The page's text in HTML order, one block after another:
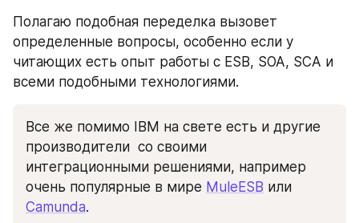
Полагаю подобная переделка вызовет
определенные вопросы, особенно если у
читающих есть опыт работы с ESB, SOA, SCA и
всеми подобными технологиями.
Все же помимо IBM на свете есть и другие
производители  со своими
интеграционными решениями, например
очень популярные в мире MuleESB
Camunda.